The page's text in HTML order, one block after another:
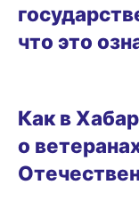
что это
Как в
о